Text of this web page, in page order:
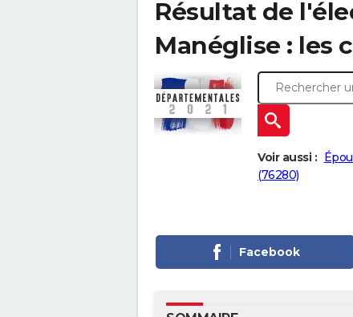
Résultat de
Manéglise : les
Voir aussi :
(76280)
Facebook